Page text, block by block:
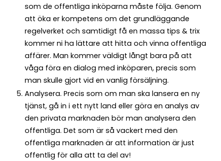
som de offentliga inköparna måste följa. Genom
att öka er kompetens om det grundläggande
regelverket och samtidigt få en massa tips & trix
kommer ni ha lättare att hitta och vinna offentliga
affärer. Man kommer väldigt långt bara på att
våga föra en dialog med inköparen, precis som
man skulle gjort vid en vanlig försäljning.
Analysera. Precis som om man ska lansera en ny
tjänst, gå in i ett nytt land eller göra en analys av
den privata marknaden bör man analysera den
offentliga. Det som är så vackert med den
offentliga marknaden är att information är just
offentlig för alla att ta del av!